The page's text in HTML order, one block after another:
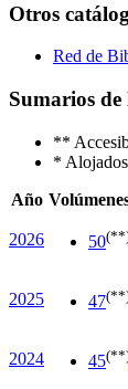
Otros
Red de
Sumarios de
**
* Alojados
Año
2026 50
2025 47
2024 45